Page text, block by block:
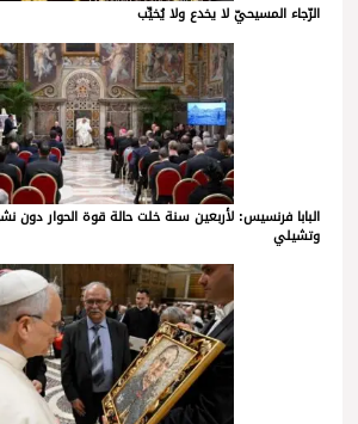
الرّجاء المسيحيّ لا يخدع ولا يُخيِّب
البابا فرنسيس: لأربعين سنة خلت حالة قوة الحوار دون
وتشيلي